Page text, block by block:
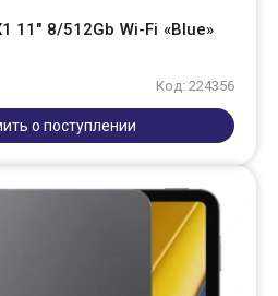
11" 8/512Gb Wi-Fi «Blue»
Код: 224356
о поступлении